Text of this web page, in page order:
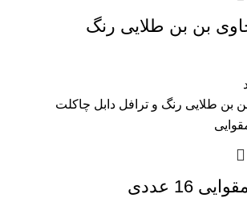
بن بن طلایی رنگ
بن طلایی رنگ و ترافل دابل چاکلت
16 عددی